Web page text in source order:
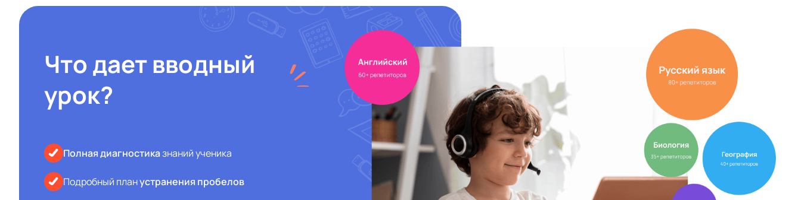
Что дает вводный
урок?
Полная диагностиказнаний ученика
Подробный планустранения пробелов